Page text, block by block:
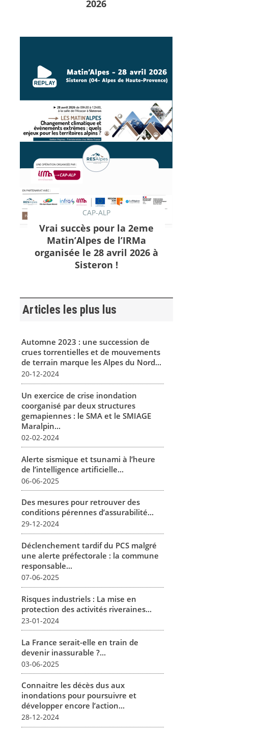
2026
CAP-ALP
Vrai succès pour la 2eme
Matin’Alpes de l’IRMa
organisée le 28 avril 2026 à
Sisteron !
Articles les plus lus
Automne 2023 : une succession de
crues torrentielles et de mouvements
de terrain marque les Alpes du Nord...
20-12-2024
Un exercice de crise inondation
coorganisé par deux structures
gemapiennes : le SMA et le SMIAGE
Maralpin...
02-02-2024
Alerte sismique et tsunami à l’heure
de l’intelligence artificielle...
06-06-2025
Des mesures pour retrouver des
conditions pérennes d’assurabilité...
29-12-2024
Déclenchement tardif du PCS malgré
une alerte préfectorale : la commune
responsable...
07-06-2025
Risques industriels : La mise en
protection des activités riveraines...
23-01-2024
La France serait-elle en train de
devenir inassurable ?...
03-06-2025
Connaitre les décès dus aux
inondations pour poursuivre et
développer encore l’action...
28-12-2024